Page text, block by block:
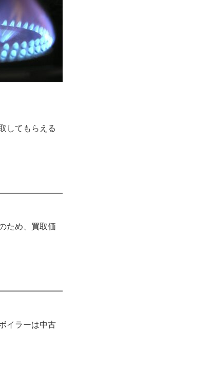
してもらえる
ため、買取価
イラーは中古